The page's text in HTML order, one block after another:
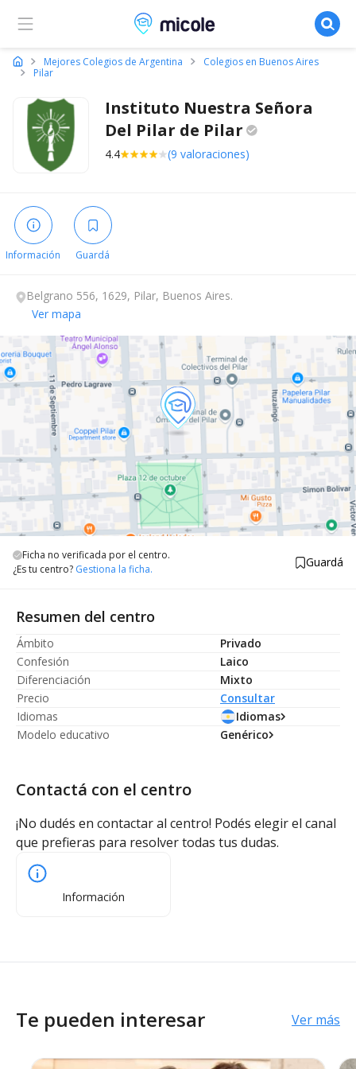
Micole, buscador de colegios
Mejores Colegios de Argentina
Colegios en Buenos Aires
Pilar
Instituto Nuestra Señora
Del Pilar de Pilar
4.4 (9 valoraciones)
Información Guardá
Belgrano 556, 1629, Pilar, Buenos Aires.
Ver mapa
Ficha no verificada por el centro.
¿Es tu centro? Gestiona la ficha. Guardá
Resumen del centro
Ámbito
Privado
Confesión
Laico
Diferenciación
Mixto
Precio
Consultar
Idiomas
Idiomas
Modelo educativo
Genérico
Contactá con el centro
¡No dudés en contactar al centro! Podés elegir el canal
que prefieras para resolver todas tus dudas.
Información
Te pueden interesar Ver más